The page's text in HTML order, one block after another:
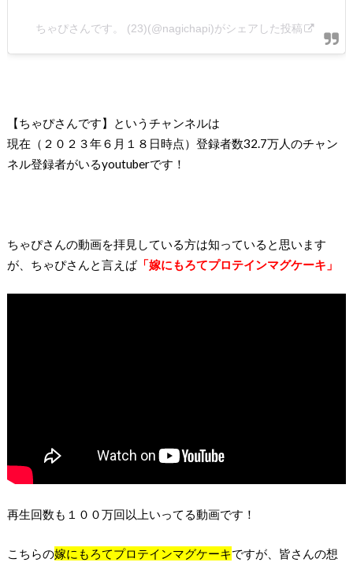
ちゃぴさんです。 (23)(@nagichapi)がシェアした投稿
【ちゃぴさんです】というチャンネルは
現在（２０２３年６月１８日時点）登録者数32.7万人のチャン
ネル登録者がいるyoutuberです！
ちゃぴさんの動画を拝見している方は知っていると思います
が、ちゃぴさんと言えば「嫁にもろてプロテインマグケーキ」
再生回数も１００万回以上いってる動画です！
こちらの嫁にもろてプロテインマグケーキですが、皆さんの想